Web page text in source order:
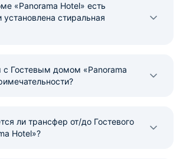
«Panorama Hotel» есть
установлена стиральная
с Гостевым домом «Panorama
ли трансфер от/до Гостевого
Hotel»?